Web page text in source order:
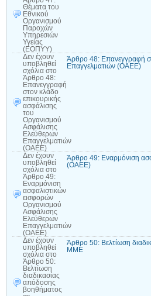
Θέματα του
Εθνικού
Οργανισμού
Παροχών
Υπηρεσιών
Υγείας
(ΕΟΠΥΥ)
Δεν έχουν
υποβληθεί
σχόλια στο
Άρθρο 48:
Επανεγγραφή
στον κλάδο
επικουρικής
ασφάλισης
του
Οργανισμού
Ασφάλισης
Ελεύθερων
Επαγγελματιών
(ΟΑΕΕ)
Άρθρο 48: Επανεγγραφή
Επαγγελματιών (ΟΑΕΕ)
Δεν έχουν
υποβληθεί
σχόλια στο
Άρθρο 49:
Εναρμόνιση
ασφαλιστικών
εισφορών
Οργανισμού
Ασφάλισης
Ελεύθερων
Επαγγελματιών
(ΟΑΕΕ)
Άρθρο 49: Εναρμόνιση
(ΟΑΕΕ)
Δεν έχουν
υποβληθεί
σχόλια στο
Άρθρο 50:
Βελτίωση
διαδικασίας
απόδοσης
βοηθήματος
Άρθρο 50: Βελτίωση
ΜΜΕ